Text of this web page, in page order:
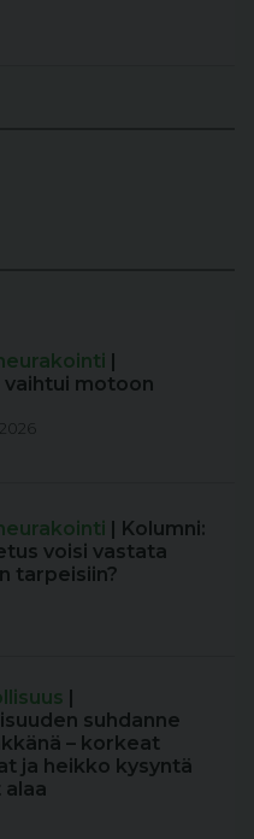
|
vaihtui motoon
| Kolumni:
voisi vastata
tarpeisiin?
|
suhdanne
– korkeat
ja heikko kysyntä